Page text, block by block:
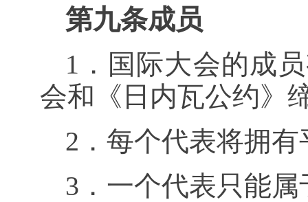
第九条成员
1．国际大会的成
会和《日内瓦公约》
2．每个代表将拥
3．一个代表只能